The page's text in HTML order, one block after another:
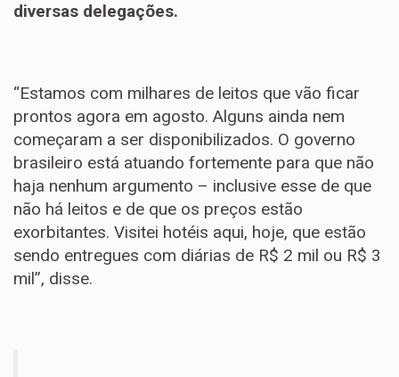
diversas delegações.
“Estamos com milhares de leitos que vão ficar
prontos agora em agosto. Alguns ainda nem
começaram a ser disponibilizados. O governo
brasileiro está atuando fortemente para que não
haja nenhum argumento – inclusive esse de que
não há leitos e de que os preços estão
exorbitantes. Visitei hotéis aqui, hoje, que estão
sendo entregues com diárias de R$ 2 mil ou R$ 3
mil”, disse.